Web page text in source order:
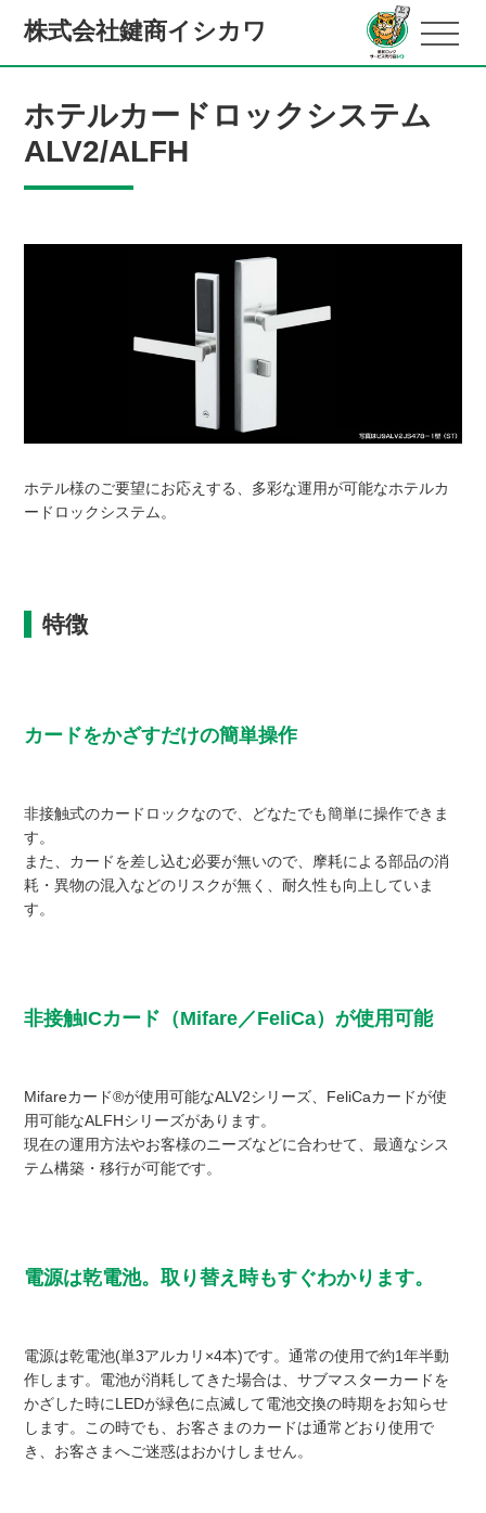
株式会社鍵商イシカワ
ホテルカードロックシステム
ALV2/ALFH
ホテル様のご要望にお応えする、多彩な運用が可能なホテルカ
ードロックシステム。
特徴
カードをかざすだけの簡単操作
非接触式のカードロックなので、どなたでも簡単に操作できま
す。
また、カードを差し込む必要が無いので、摩耗による部品の消
耗・異物の混入などのリスクが無く、耐久性も向上していま
す。
非接触ICカード（Mifare／FeliCa）が使用可能
Mifareカード®が使用可能なALV2シリーズ、FeliCaカードが使
用可能なALFHシリーズがあります。
現在の運用方法やお客様のニーズなどに合わせて、最適なシス
テム構築・移行が可能です。
電源は乾電池。取り替え時もすぐわかります。
電源は乾電池(単3アルカリ×4本)です。通常の使用で約1年半動
作します。電池が消耗してきた場合は、サブマスターカードを
かざした時にLEDが緑色に点滅して電池交換の時期をお知らせ
します。この時でも、お客さまのカードは通常どおり使用で
き、お客さまへご迷惑はおかけしません。